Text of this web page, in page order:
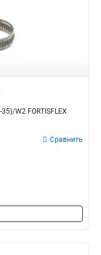
W2 FORTISFLEX
Сравнить